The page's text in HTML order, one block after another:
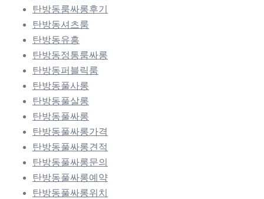
탄방동룸싸롱후기
탄방동셔츠룸
탄방동유흥
탄방동정통룸싸롱
탄방동퍼블릭룸
탄방동풀사롱
탄방동풀살롱
탄방동풀싸롱
탄방동풀싸롱가격
탄방동풀싸롱견적
탄방동풀싸롱문의
탄방동풀싸롱예약
탄방동풀싸롱위치